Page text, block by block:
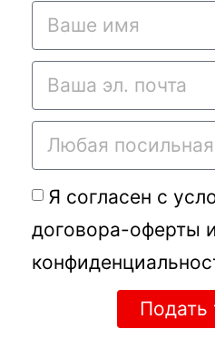
Я согласен с
договора-оферты и
Подать